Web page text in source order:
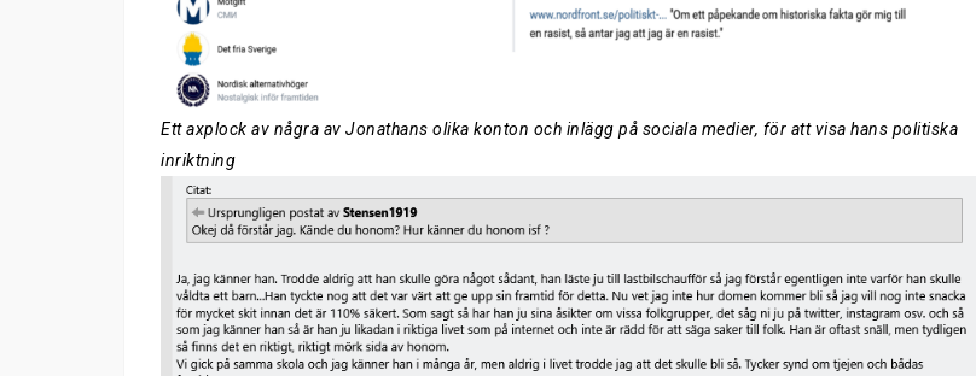
Ett axplock av några av Jonathans olika konton och inlägg på sociala medier, för att visa hans politiska
inriktning